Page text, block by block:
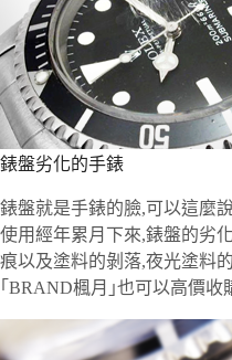
錶盤劣化的手錶
錶盤就是手錶的臉,可以這麼
使用經年累月下來,錶盤的劣
痕以及塗料的剝落,夜光塗料
｢BRAND楓月｣也可以高價收